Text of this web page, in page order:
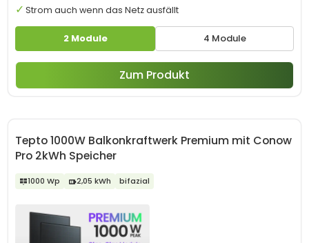
2 Module 4 Module
Strom auch wenn das Netz ausfällt
Zum Produkt
Tepto 1000W Balkonkraftwerk Premium mit Conow
Pro 2kWh Speicher
1000 Wp 2,05 kWh bifazial